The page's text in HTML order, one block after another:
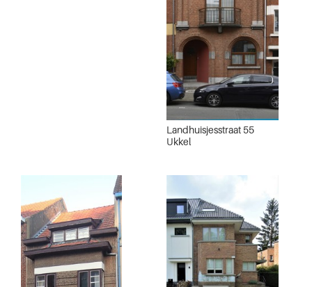
Landhuisjesstraat 55
Ukkel